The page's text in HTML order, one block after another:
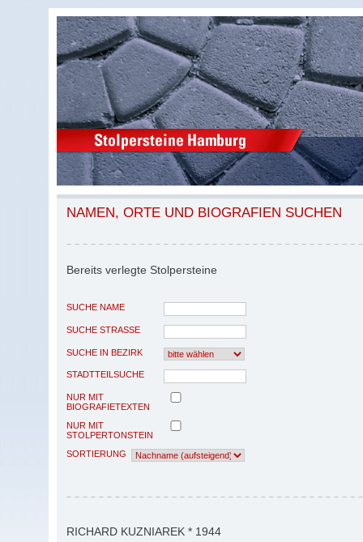
NAMEN, ORTE UND BIOGRAFIEN SUCHEN
Bereits verlegte Stolpersteine
SUCHE NAME
SUCHE STRASSE
SUCHE IN BEZIRK
STADTTEILSUCHE
NUR MIT
BIOGRAFIETEXTEN
NUR MIT
STOLPERTONSTEIN
SORTIERUNG
RICHARD KUZNIAREK * 1944